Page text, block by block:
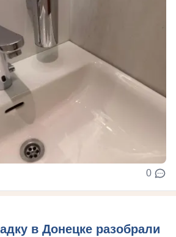
0
в Донецке разобрали